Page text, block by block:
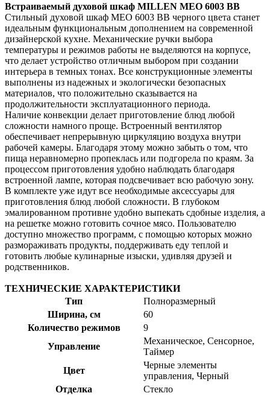
Встраиваемый духовой шкаф MILLEN MEO 6003 BB
Стильный духовой шкаф MEO 6003 BB черного цвета станет
идеальным функциональным дополнением на современной
дизайнерской кухне. Механические ручки выбора
температуры и режимов работы не выделяются на корпусе,
что делает устройство отличным выбором при создании
интерьера в темных тонах. Все конструкционные элементы
выполнены из надежных и экологически безопасных
материалов, что положительно сказывается на
продолжительности эксплуатационного периода.
Наличие конвекции делает приготовление блюд любой
сложности намного проще. Встроенный вентилятор
обеспечивает непрерывную циркуляцию воздуха внутри
рабочей камеры. Благодаря этому можно забыть о том, что
пища неравномерно пропеклась или подгорела по краям. За
процессом приготовления удобно наблюдать благодаря
встроенной лампе, которая подсвечивает всю рабочую зону.
В комплекте уже идут все необходимые аксессуары для
приготовления блюд любой сложности. В глубоком
эмалированном противне удобно выпекать сдобные изделия, а
на решетке можно готовить сочное мясо. Пользователю
доступно множество программ, с помощью которых можно
размораживать продукты, поддерживать еду теплой и
готовить любые кулинарные изыски, удивляя друзей и
родственников.
ТЕХНИЧЕСКИЕ ХАРАКТЕРИСТИКИ
Тип
Полноразмерный
Ширина, см
60
Количество режимов
9
Управление
Механическое, Сенсорное,
Таймер
Цвет
Черные элементы
управления, Черный
Отделка
Стекло